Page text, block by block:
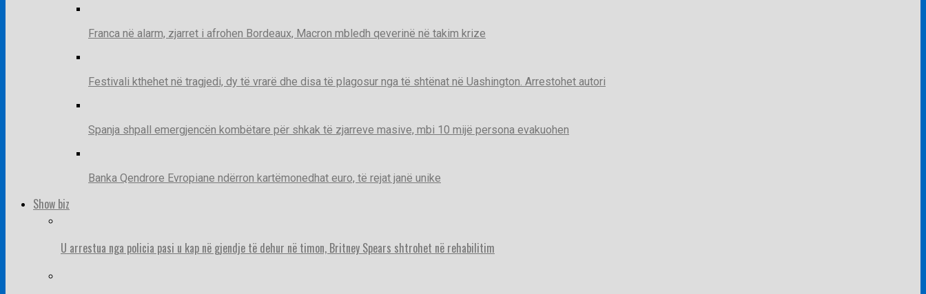
Franca në alarm, zjarret i afrohen Bordeaux, Macron mbledh qeverinë në takim krize
Festivali kthehet në tragjedi, dy të vrarë dhe disa të plagosur nga të shtënat në Uashington. Arrestohet autori
Spanja shpall emergjencën kombëtare për shkak të zjarreve masive, mbi 10 mijë persona evakuohen
Banka Qendrore Evropiane ndërron kartëmonedhat euro, të rejat janë unike
Show biz
U arrestua nga policia pasi u kap në gjendje të dehur në timon, Britney Spears shtrohet në rehabilitim